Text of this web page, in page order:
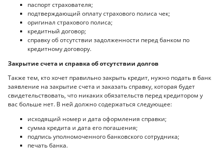
паспорт страхователя;
подтверждающий оплату страхового полиса чек;
оригинал страхового полиса;
кредитный договор;
справку об отсутствии задолженности перед банком по
кредитному договору.
Закрытие счета и справка об отсутствии долгов
Также тем, кто хочет правильно закрыть кредит, нужно подать в банк
заявление на закрытие счета и заказать справку, которая будет
свидетельствовать, что никаких обязательств перед кредитором у
вас больше нет. В ней должно содержаться следующее:
исходящий номер и дата оформления справки;
сумма кредита и дата его погашения;
подпись уполномоченного банковского сотрудника;
печать банка.